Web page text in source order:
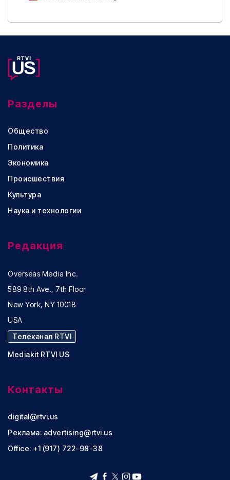
Разделы
Общество
Политика
Экономика
Происшествия
Культура
Наука и технологии
Редакция
Overseas Media Inc.
589 8th Ave., 7th Floor
New York, NY 10018
USA
Телеканал RTVI
Mediakit RTVI US
Контакты
digital@rtvi.us
Реклама: advertising@rtvi.us
Office: +1 (917) 722-98-38